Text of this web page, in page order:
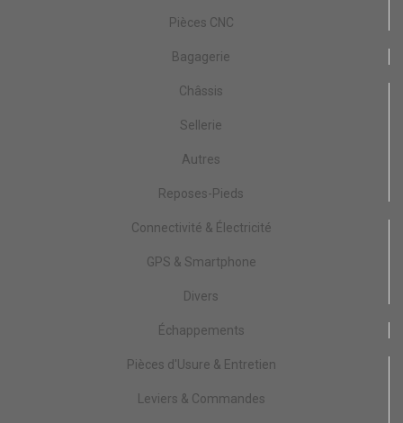
Pièces CNC
Bagagerie
Châssis
Sellerie
Autres
Reposes-Pieds
Connectivité & Électricité
GPS & Smartphone
Divers
Échappements
Pièces d'Usure & Entretien
Leviers & Commandes